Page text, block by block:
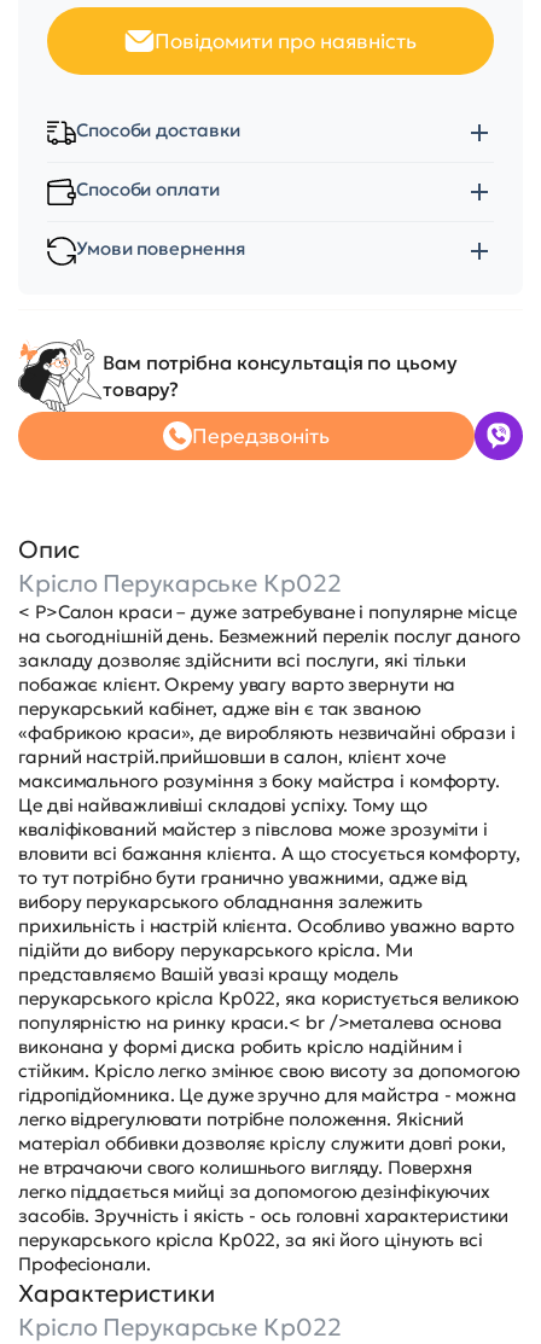
Повідомити про наявність
Способи доставки
Способи оплати
Умови повернення
Вам потрібна консультація по цьому
товару?
Передзвоніть
Опис
Крісло Перукарське Кр022
< P>Салон краси – дуже затребуване і популярне місце
на сьогоднішній день. Безмежний перелік послуг даного
закладу дозволяє здійснити всі послуги, які тільки
побажає клієнт. Окрему увагу варто звернути на
перукарський кабінет, адже він є так званою
«фабрикою краси», де виробляють незвичайні образи і
гарний настрій.прийшовши в салон, клієнт хоче
максимального розуміння з боку майстра і комфорту.
Це дві найважливіші складові успіху. Тому що
кваліфікований майстер з півслова може зрозуміти і
вловити всі бажання клієнта. А що стосується комфорту,
то тут потрібно бути гранично уважними, адже від
вибору перукарського обладнання залежить
прихильність і настрій клієнта. Особливо уважно варто
підійти до вибору перукарського крісла. Ми
представляємо Вашій увазі кращу модель
перукарського крісла Кр022, яка користується великою
популярністю на ринку краси.< br />металева основа
виконана у формі диска робить крісло надійним і
стійким. Крісло легко змінює свою висоту за допомогою
гідропідйомника. Це дуже зручно для майстра - можна
легко відрегулювати потрібне положення. Якісний
матеріал оббивки дозволяє кріслу служити довгі роки,
не втрачаючи свого колишнього вигляду. Поверхня
легко піддається мийці за допомогою дезінфікуючих
засобів. Зручність і якість - ось головні характеристики
перукарського крісла Кр022, за які його цінують всі
Професіонали.
Характеристики
Крісло Перукарське Кр022